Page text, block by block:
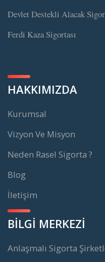
Devlet Destekli Alacak
Ferdi Kaza Sigortası
HAKKIMIZDA
Kurumsal
Vizyon Ve Misyon
Neden Rasel Sigorta ?
Blog
İletişim
BİLGİ MERKEZİ
Anlaşmalı Sigorta